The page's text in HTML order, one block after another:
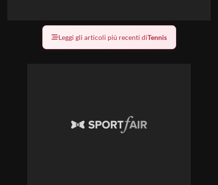
Leggi gli articoli più recenti diTennis